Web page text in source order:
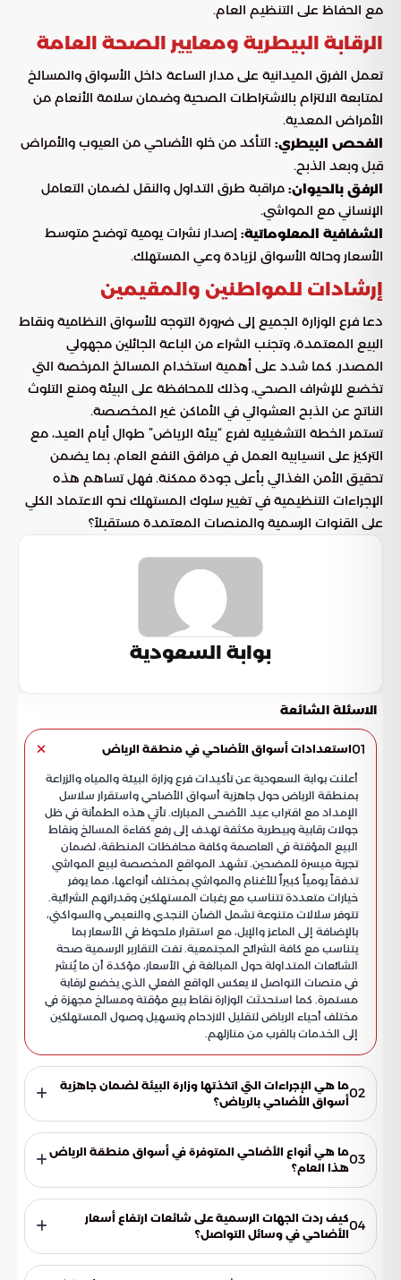
مع الحفاظ على التنظيم العام.
الرقابة البيطرية ومعايير الصحة العامة
تعمل الفرق الميدانية على مدار الساعة داخل الأسواق والمسالخ
لمتابعة الالتزام بالاشتراطات الصحية وضمان سلامة الأنعام من
الأمراض المعدية.
الفحص البيطري: التأكد من خلو الأضاحي من العيوب والأمراض
قبل وبعد الذبح.
الرفق بالحيوان: مراقبة طرق التداول والنقل لضمان التعامل
الإنساني مع المواشي.
الشفافية المعلوماتية: إصدار نشرات يومية توضح متوسط
الأسعار وحالة الأسواق لزيادة وعي المستهلك.
إرشادات للمواطنين والمقيمين
دعا فرع الوزارة الجميع إلى ضرورة التوجه للأسواق النظامية ونقاط
البيع المعتمدة، وتجنب الشراء من الباعة الجائلين مجهولي
المصدر. كما شدد على أهمية استخدام المسالخ المرخصة التي
تخضع للإشراف الصحي، وذلك للمحافظة على البيئة ومنع التلوث
الناتج عن الذبح العشوائي في الأماكن غير المخصصة.
تستمر الخطة التشغيلية لفرع “بيئة الرياض” طوال أيام العيد، مع
التركيز على انسيابية العمل في مرافق النفع العام، بما يضمن
تحقيق الأمن الغذائي بأعلى جودة ممكنة. فهل تساهم هذه
الإجراءات التنظيمية في تغيير سلوك المستهلك نحو الاعتماد الكلي
على القنوات الرسمية والمنصات المعتمدة مستقبلاً؟
بوابة السعودية
الاسئلة الشائعة
01استعدادات أسواق الأضاحي في منطقة الرياض
أعلنت بوابة السعودية عن تأكيدات فرع وزارة البيئة والمياه والزراعة
بمنطقة الرياض حول جاهزية أسواق الأضاحي واستقرار سلاسل
الإمداد مع اقتراب عيد الأضحى المبارك. تأتي هذه الطمأنة في ظل
جولات رقابية وبيطرية مكثفة تهدف إلى رفع كفاءة المسالخ ونقاط
البيع المؤقتة في العاصمة وكافة محافظات المنطقة، لضمان
تجربة ميسرة للمضحين. تشهد المواقع المخصصة لبيع المواشي
تدفقاً يومياً كبيراً للأغنام والمواشي بمختلف أنواعها، مما يوفر
خيارات متعددة تتناسب مع رغبات المستهلكين وقدراتهم الشرائية.
تتوفر سلالات متنوعة تشمل الضأن النجدي والنعيمي والسواكني،
بالإضافة إلى الماعز والإبل، مع استقرار ملحوظ في الأسعار بما
يتناسب مع كافة الشرائح المجتمعية. نفت التقارير الرسمية صحة
الشائعات المتداولة حول المبالغة في الأسعار، مؤكدة أن ما يُنشر
في منصات التواصل لا يعكس الواقع الفعلي الذي يخضع لرقابة
مستمرة. كما استحدثت الوزارة نقاط بيع مؤقتة ومسالخ مجهزة في
مختلف أحياء الرياض لتقليل الازدحام وتسهيل وصول المستهلكين
إلى الخدمات بالقرب من منازلهم.
02ما هي الإجراءات التي اتخذتها وزارة البيئة لضمان جاهزية
أسواق الأضاحي بالرياض؟
المسالخ ونقاط البيع، مع ضمان استقرار سلاسل الإمداد وتوفير
نقاط بيع مؤقتة لتسهيل وصول المستهلكين للأضاحي وتخفيف
الزحام في المواقع الدائمة.
03ما هي أنواع الأضاحي المتوفرة في أسواق منطقة الرياض
هذا العام؟
بمختلف أنواعه مثل (النجدي، والنعيمي، والسواكني)، بالإضافة إلى
توفر الماعز والإبل لتلبية كافة رغبات وقدرات المستهلكين الشرائية.04كيف ردت الجهات الرسمية على شائعات ارتفاع أسعار
الأضاحي في وسائل التواصل؟